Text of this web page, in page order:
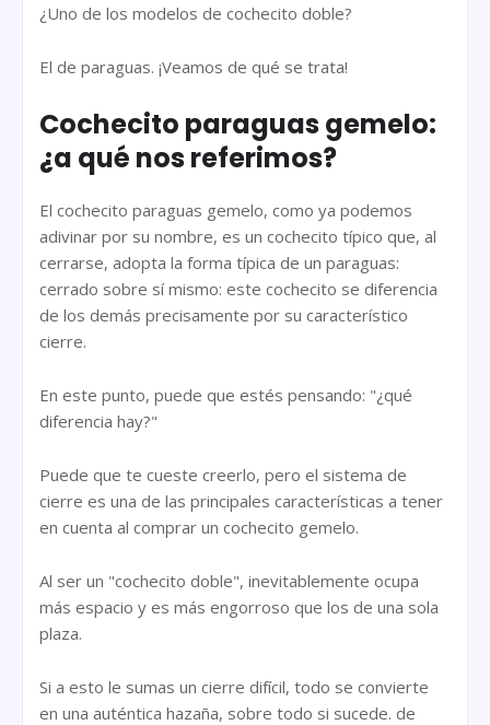
¿Uno de los modelos de cochecito doble?
El de paraguas. ¡Veamos de qué se trata!
Cochecito paraguas gemelo:
¿a qué nos referimos?
El cochecito paraguas gemelo, como ya podemos
adivinar por su nombre, es un cochecito típico que, al
cerrarse, adopta la forma típica de un paraguas:
cerrado sobre sí mismo: este cochecito se diferencia
de los demás precisamente por su característico
cierre.
En este punto, puede que estés pensando: "¿qué
diferencia hay?"
Puede que te cueste creerlo, pero el sistema de
cierre es una de las principales características a tener
en cuenta al comprar un cochecito gemelo.
Al ser un "cochecito doble", inevitablemente ocupa
más espacio y es más engorroso que los de una sola
plaza.
Si a esto le sumas un cierre difícil, todo se convierte
en una auténtica hazaña, sobre todo si sucede. de